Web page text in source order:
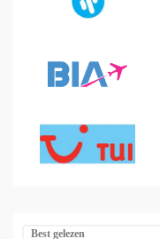
Best gelezen